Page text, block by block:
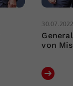
30.07.2022
von